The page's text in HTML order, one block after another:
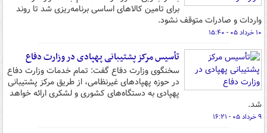
برای تامین کالاهای اساسی برنامه‌ریزی شد تا روند
واردات و صادرات متوقف نشود.
۱۰ خرداد ۰۵ - ۱۵:۴۰
تأسیس مرکز پشتیبانی پهپادی در وزارت دفاع
سخنگوی وزارت دفاع گفت: تمام خدمات وزارت دفاع
در حوزه پهپادهای غیرنظامی، از طریق مرکز پشتیبانی
پهپادی به دستگاه‌های کشوری و لشکری ارائه خواهد
شد.
۹ خرداد ۰۵ - ۱۶:۲۱